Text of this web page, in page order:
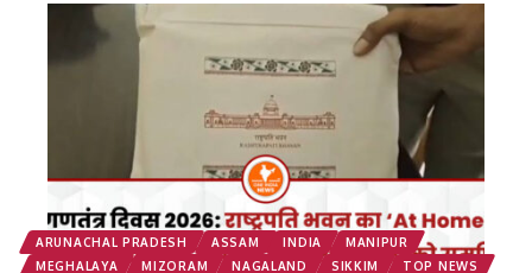
ARUNACHAL PRADESH ASSAM INDIA
MANIPUR
MEGHALAYA
MIZORAM NAGALAND SIKKIM
TOP NEWS